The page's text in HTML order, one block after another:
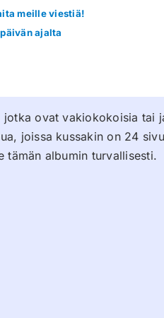
meille viestiä!
ajalta
ovat vakiokokoisia tai
joissa kussakin on 24
tämän albumin turvallisesti.